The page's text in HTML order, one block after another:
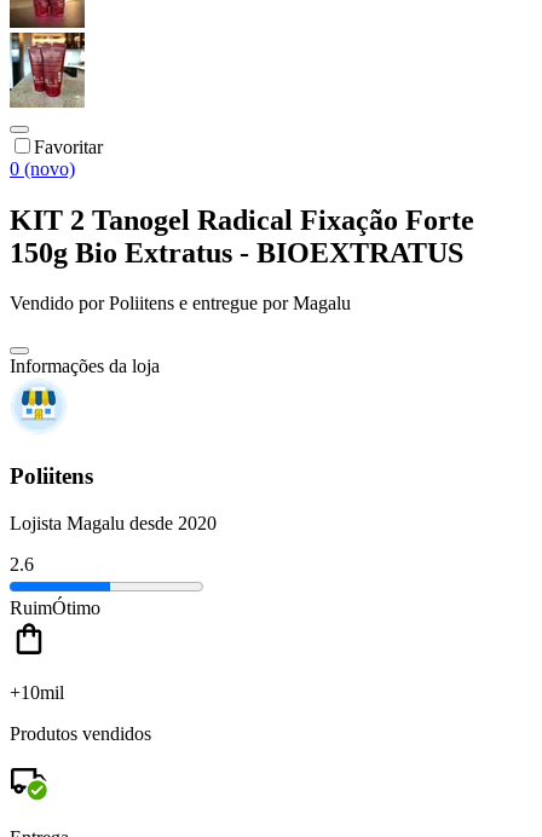
Favoritar
0 (novo)
KIT 2 Tanogel Radical Fixação Forte
150g Bio Extratus - BIOEXTRATUS
Vendido porPoliitens e entregue por Magalu
Informações da loja
Poliitens
Lojista Magalu desde 2020
2.6
RuimÓtimo
+10mil
Produtos vendidos